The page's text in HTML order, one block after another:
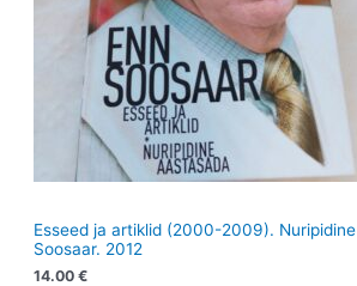
Esseed ja artiklid (2000-2009).
Soosaar. 2012
14.00 €